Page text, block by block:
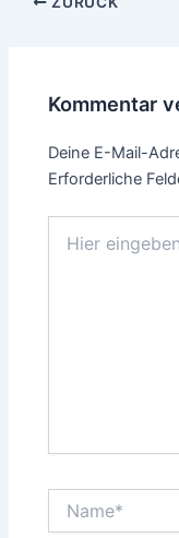
Kommentar
Deine E-Mail-
Erforderliche
eingeben…